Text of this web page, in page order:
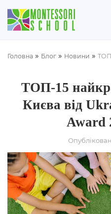
Головна » Блог » Новини »
ТОП-15
Києва від
Award